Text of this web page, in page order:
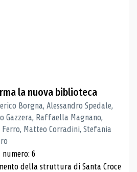
la nuova biblioteca
Borgna, Alessandro Spedale,
Gazzera, Raffaella Magnano,
Ferro, Matteo Corradini, Stefania
numero: 6
della struttura di Santa Croce